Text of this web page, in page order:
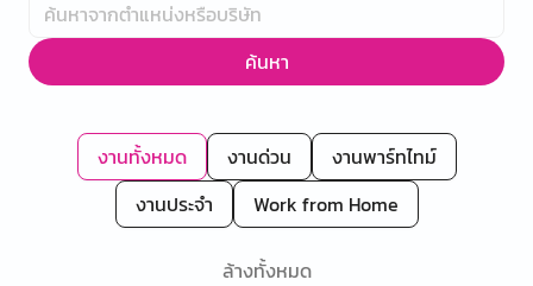
ค้นหา
งานทั้งหมด งานด่วน
งานพาร์ทไทม์
งานประจำ
Work from Home
ล้างทั้งหมด